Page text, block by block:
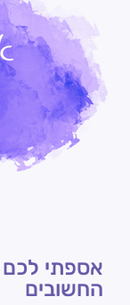
אספתי לכם
החשובים